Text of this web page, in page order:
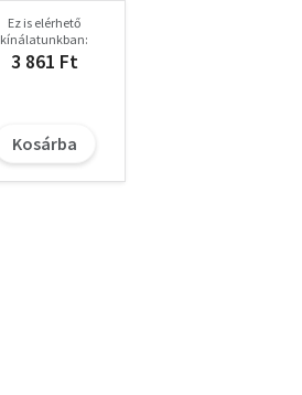
Ez is elérhető
kínálatunkban:
3 861 Ft
Kosárba